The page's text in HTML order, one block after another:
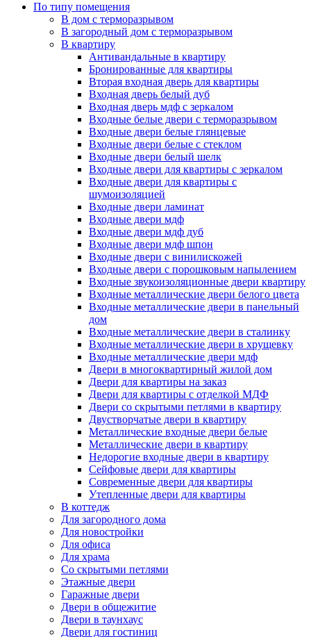
По типу помещения
В дом с терморазрывом
В загородный дом с терморазрывом
В квартиру
Антивандальные в квартиру
Бронированные для квартиры
Вторая входная дверь для квартиры
Входная дверь белый дуб
Входная дверь мдф с зеркалом
Входные белые двери с терморазрывом
Входные двери белые глянцевые
Входные двери белые с стеклом
Входные двери белый шелк
Входные двери для квартиры с зеркалом
Входные двери для квартиры с
шумоизоляцией
Входные двери ламинат
Входные двери мдф
Входные двери мдф дуб
Входные двери мдф шпон
Входные двери с винилискожей
Входные двери с порошковым напылением
Входные звукоизоляционные двери квартиру
Входные металлические двери белого цвета
Входные металлические двери в панельный
дом
Входные металлические двери в сталинку
Входные металлические двери в хрущевку
Входные металлические двери мдф
Двери в многоквартирный жилой дом
Двери для квартиры на заказ
Двери для квартиры с отделкой МДФ
Двери со скрытыми петлями в квартиру
Двустворчатые двери в квартиру
Металлические входные двери белые
Металлические двери в квартиру
Недорогие входные двери в квартиру
Сейфовые двери для квартиры
Современные двери для квартиры
Утепленные двери для квартиры
В коттедж
Для загородного дома
Для новостройки
Для офиса
Для храма
Со скрытыми петлями
Этажные двери
Гаражные двери
Двери в общежитие
Двери в таунхаус
Двери для гостиниц